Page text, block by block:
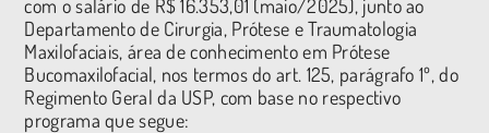
com o salário de R$ 16.353,01 (maio/2025), junto ao
Departamento de Cirurgia, Prótese e Traumatologia
Maxilofaciais, área de conhecimento em Prótese
Bucomaxilofacial, nos termos do art. 125, parágrafo 1º, do
Regimento Geral da USP, com base no respectivo
programa que segue: